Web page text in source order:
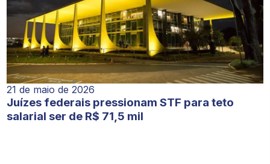
21 de maio de 2026
Juízes federais pressionam STF para teto
salarial ser de R$ 71,5 mil